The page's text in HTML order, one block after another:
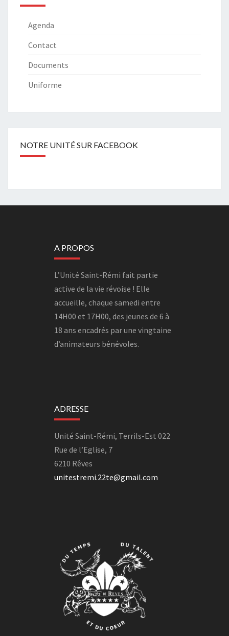
Agenda
Contact
Documents
Uniforme
NOTRE UNITÉ SUR FACEBOOK
A PROPOS
L’Unité Saint-Rémi fait partie
active de la vie révoise ! Elle
accueille, chaque samedi entre
14H00 et 17H00, des jeunes de 6 à
18 ans encadrés par une vingtaine
d’animateurs bénévoles.
ADRESSE
Unité Saint-Rémi, Terrils-Est 022
Rue de l’Eglise, 7
6210 Rêves
unitestremi.22te@gmail.com